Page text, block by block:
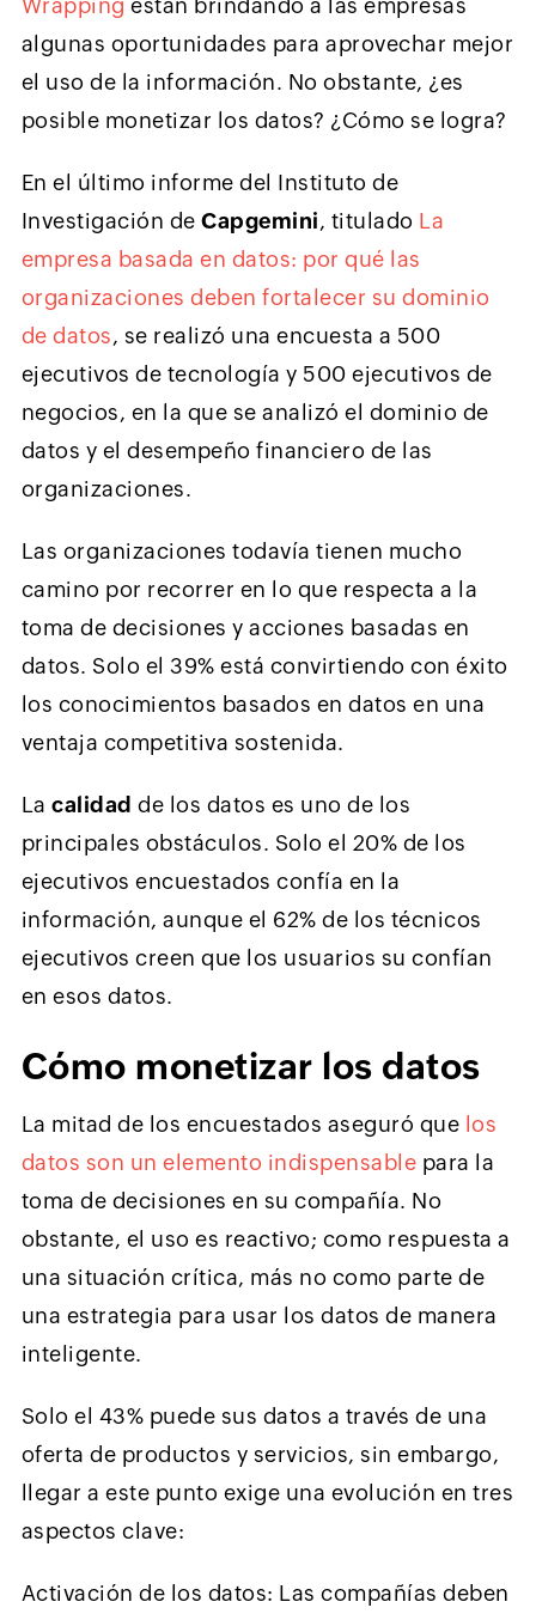
algunas oportunidades para aprovechar mejor
el uso de la información. No obstante, ¿es
posible monetizar los datos? ¿Cómo se logra?
En el último informe del Instituto de
Investigación deCapgemini, titulado La
empresa basada en datos: por qué las
organizaciones deben fortalecer su dominio
de datos, se realizó una encuesta a 500
ejecutivos de tecnología y 500 ejecutivos de
negocios, en la que se analizó el dominio de
datos y el desempeño financiero de las
organizaciones.
Las organizaciones todavía tienen mucho
camino por recorrer en lo que respecta a la
toma de decisiones y acciones basadas en
datos. Solo el 39% está convirtiendo con éxito
los conocimientos basados ​​en datos en una
ventaja competitiva sostenida.
Lacalidad de los datos es uno de los
principales obstáculos. Solo el 20% de los
ejecutivos encuestados confía en la
información, aunque el 62% de los técnicos
ejecutivos creen que los usuarios su confían
en esos datos.
Cómo monetizar los datos
La mitad de los encuestados aseguró que los
datos son un elemento indispensable para la
toma de decisiones en su compañía. No
obstante, el uso es reactivo; como respuesta a
una situación crítica, más no como parte de
una estrategia para usar los datos de manera
inteligente.
Solo el 43% puede sus datos a través de una
oferta de productos y servicios, sin embargo,
llegar a este punto exige una evolución en tres
aspectos clave:
Activación de los datos: Las compañías deben